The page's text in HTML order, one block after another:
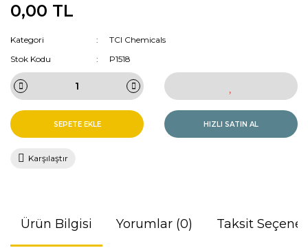
0,00 TL
Kategori
TCI Chemicals
Stok Kodu
P1518
SEPETE EKLE HIZLI SATIN AL
Karşılaştır
Ürün Bilgisi Yorumlar (0) Taksit